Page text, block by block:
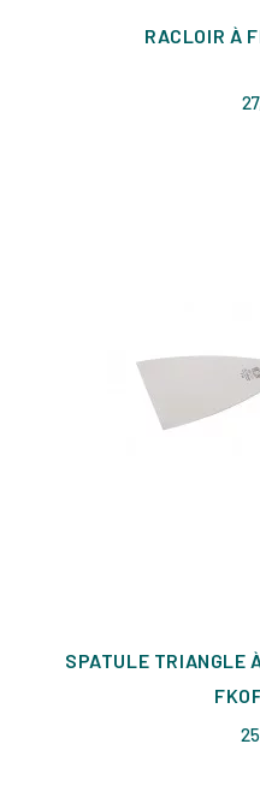
RACLOIR À
SPATULE TRIANGLE